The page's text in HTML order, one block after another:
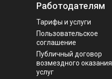
Работодателям
Тарифы и услуги
Пользовательское
соглашение
Публичный договор
возмездного оказания
услуг